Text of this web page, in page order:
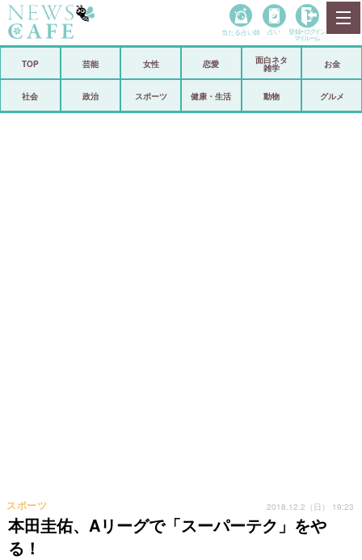
政治
当たる占い師 占い 登録• ログイン
マイルーム
TOP 芸能 女性 恋愛
面白ネタ
雑学
お金
社会 政治 スポーツ 健康・生活 動物 グルメ
本田圭佑、Aリーグで「スーパーテク」をや
る！
スポーツ 2018.12.2（日） 19:23